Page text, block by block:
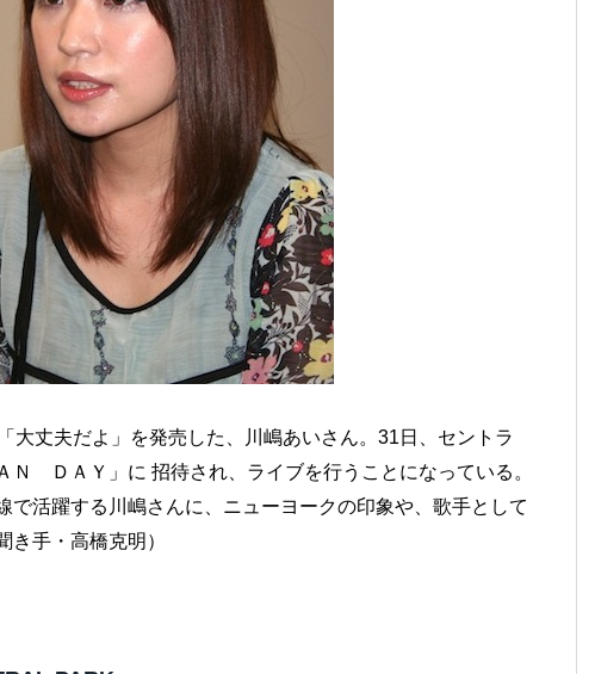
大丈夫だよ」を発売した、川嶋あいさん。31日、セントラ
Ｎ ＤＡＹ」に 招待され、ライブを行うことになっている。
で活躍する川嶋さんに、ニューヨークの印象や、歌手として
手・高橋克明）